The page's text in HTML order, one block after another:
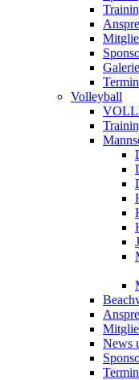
Galerie
Volleyball
News